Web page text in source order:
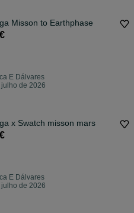
Misson to Earthphase
E Dálvares
julho de 2026
x Swatch misson mars
E Dálvares
de 2026